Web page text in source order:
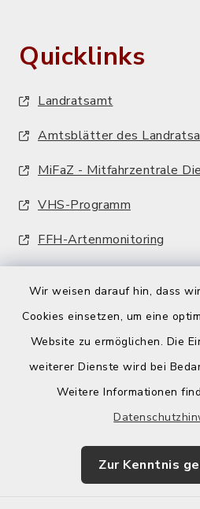
Wir weisen darauf hin, dass
Cookies einsetzen, um eine
Website zu ermöglichen. Die
weiterer Dienste wird bei
Weitere Informationen
Zur Kenntnis
Quicklinks
Landratsamt
Amtsblätter des
MiFaZ - Mitfahrzentrale
VHS-Programm
FFH-Artenmonitoring